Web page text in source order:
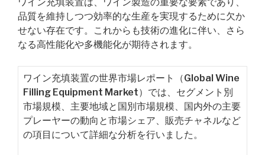
品質を維持しつつ効率的な生産を実現するために欠か
せない存在です。これからも技術の進化に伴い、さら
なる高性能化や多機能化が期待されます。
ワイン充填装置の世界市場レポート（Global Wine
Filling Equipment Market）では、セグメント別
市場規模、主要地域と国別市場規模、国内外の主要
プレーヤーの動向と市場シェア、販売チャネルなど
の項目について詳細な分析を行いました。